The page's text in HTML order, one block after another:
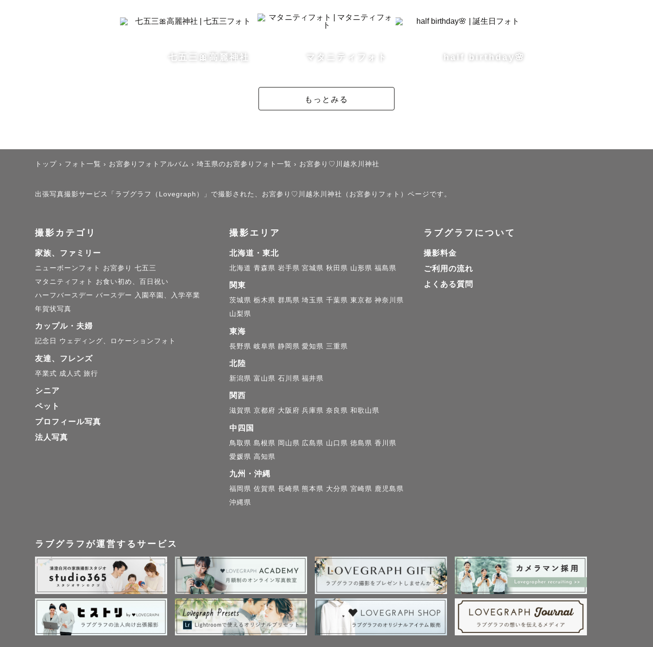
一緒に遊びながら自然な笑顔を引き出します☺️✨
┈┈┈┈┈┈┈┈┈┈┈
お花畑や緑溢れる自然な中での撮影が得意です！
カップルさんもファミリーさんも
日常の中にちょっぴり特別感を演出したお写真はいかがですか？🌼*･
自分たちらしさを残せるカジュアルウェディングフォト / 無理をしない自然体
なマタニティフォト / 楽しく遊びながらのファミリーフォト🌿‬
自然体な笑顔、表情に加え、
物語の1ページを切り取ったような写真を撮るのが好きです📸♡
そして、大切なハレの日の撮影も
是非ともお任せください☺️✨
特に、お宮参りや七五三などはママとしても経験しており、準備から当日まで
サポートさせていただきます！
何より一番にゲスト様のお気持ちに寄り添う撮影を心がけております！
記念日や節目ごとに
お子様の成長を一緒に見守らせていただく、ご家族様の専属カメラマンになれ
たら嬉しいです🥰✨
七五三🎀高麗神社 マタニティフォト half birthday🌸
もっとみる
トップ › フォト一覧 › お宮参りフォトアルバム › 埼玉県のお宮参りフォト一覧 › お宮参り♡川越氷川神社
出張写真撮影サービス「ラブグラフ（Lovegraph）」で撮影された、お宮参り♡川越氷川神社（お宮参りフォト）ページです。
撮影カテゴリ
家族、ファミリー
ニューボーンフォト お宮参り 七五三
マタニティフォト
お食い初め、百日祝い
ハーフバースデー バースデー
入園卒園、入学卒業
年賀状写真
カップル・夫婦
記念日 ウェディング、ロケーションフォト
友達、フレンズ
卒業式 成人式 旅行
シニア
ペット
プロフィール写真
法人写真
撮影エリア
北海道・東北
北海道 青森県 岩手県 宮城県 秋田県 山形県 福島県
関東
茨城県 栃木県 群馬県 埼玉県 千葉県 東京都 神奈川県
山梨県
東海
長野県 岐阜県 静岡県 愛知県 三重県
北陸
新潟県 富山県 石川県 福井県
関西
滋賀県 京都府 大阪府 兵庫県 奈良県 和歌山県
中四国
鳥取県 島根県 岡山県 広島県 山口県 徳島県 香川県
愛媛県 高知県
九州・沖縄
福岡県 佐賀県 長崎県 熊本県 大分県 宮崎県 鹿児島県
沖縄県
ラブグラフについて
撮影料金
ご利用の流れ
よくある質問
ラブグラフが運営するサービス